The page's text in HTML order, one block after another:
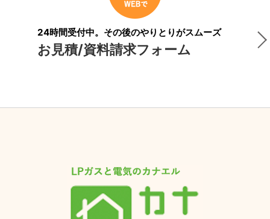
24時間受付中。その後のやりとりがスムーズ
お見積/資料請求フォーム